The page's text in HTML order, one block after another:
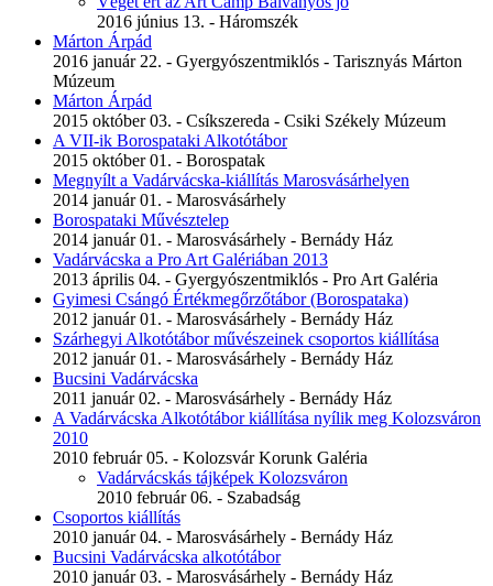
2016 június 13. - Háromszék
Márton Árpád
2016 január 22. - Gyergyószentmiklós - Tarisznyás Márton
Múzeum
Márton Árpád
2015 október 03. - Csíkszereda - Csiki Székely Múzeum
A VII-ik Borospataki Alkotótábor
2015 október 01. - Borospatak
Megnyílt a Vadárvácska-kiállítás Marosvásárhelyen
2014 január 01. - Marosvásárhely
Borospataki Művésztelep
2014 január 01. - Marosvásárhely - Bernády Ház
Vadárvácska a Pro Art Galériában 2013
2013 április 04. - Gyergyószentmiklós - Pro Art Galéria
Gyimesi Csángó Értékmegőrzőtábor (Borospataka)
2012 január 01. - Marosvásárhely - Bernády Ház
Szárhegyi Alkotótábor művészeinek csoportos kiállítása
2012 január 01. - Marosvásárhely - Bernády Ház
Bucsini Vadárvácska
2011 január 02. - Marosvásárhely - Bernády Ház
A Vadárvácska Alkotótábor kiállítása nyílik meg Kolozsváron
2010
2010 február 05. - Kolozsvár Korunk Galéria
Vadárvácskás tájképek Kolozsváron
2010 február 06. - Szabadság
Csoportos kiállítás
2010 január 04. - Marosvásárhely - Bernády Ház
Bucsini Vadárvácska alkotótábor
2010 január 03. - Marosvásárhely - Bernády Ház